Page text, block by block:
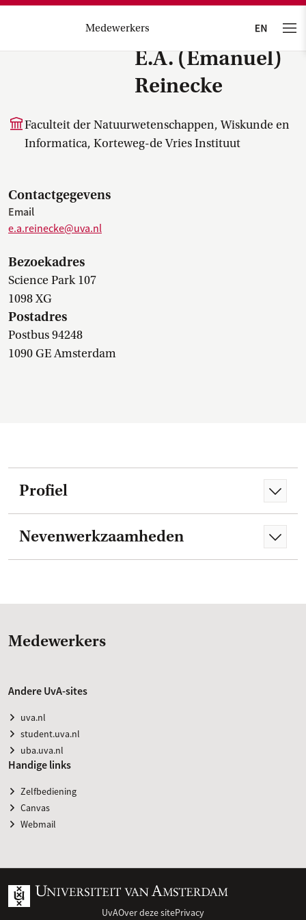
Medewerkers
E.A. (Emanuel)
Reinecke
Faculteit der Natuurwetenschappen, Wiskunde en
Informatica, Korteweg-de Vries Instituut
Contactgegevens
Email
e.a.reinecke@uva.nl
Bezoekadres
Science Park 107
1098 XG
Postadres
Postbus 94248
1090 GE Amsterdam
Profiel
Nevenwerkzaamheden
Medewerkers
Andere UvA-sites
uva.nl
student.uva.nl
uba.uva.nl
Handige links
Zelfbediening
Canvas
Webmail
UvAOver deze sitePrivacy